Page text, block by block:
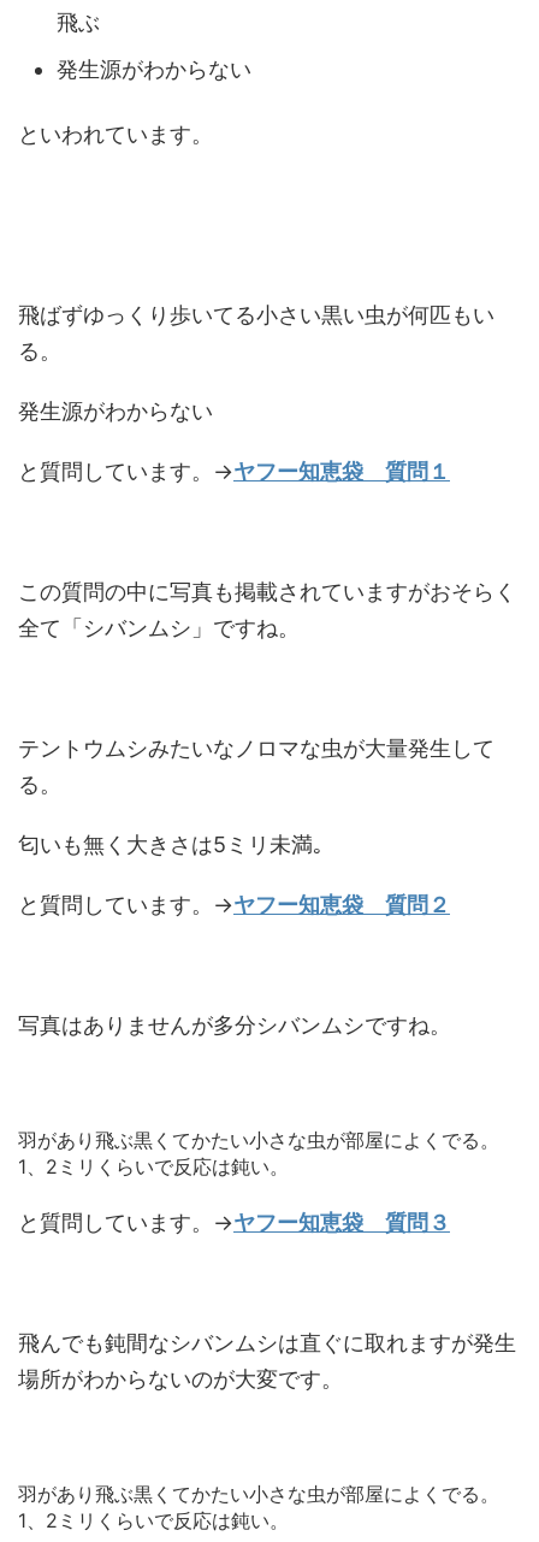
飛ぶ
発生源がわからない
といわれています。
飛ばずゆっくり歩いてる小さい黒い虫が何匹もい
る。
発生源がわからない
と質問しています。→ヤフー知恵袋 質問１
この質問の中に写真も掲載されていますがおそらく
全て「シバンムシ」ですね。
テントウムシみたいなノロマな虫が大量発生して
る。
匂いも無く大きさは5ミリ未満｡
と質問しています。→ヤフー知恵袋 質問２
写真はありませんが多分シバンムシですね。
羽があり飛ぶ黒くてかたい小さな虫が部屋によくでる。
1、2ミリくらいで反応は鈍い。
と質問しています。→ヤフー知恵袋 質問３
飛んでも鈍間なシバンムシは直ぐに取れますが発生
場所がわからないのが大変です。
羽があり飛ぶ黒くてかたい小さな虫が部屋によくでる。
1、2ミリくらいで反応は鈍い。